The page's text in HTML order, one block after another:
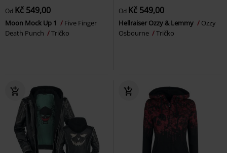
Od Kč 549,00
Moon Mock Up 1
Five Finger
Death Punch
Tričko
Od Kč 549,00
Hellraiser Ozzy & Lemmy
Ozzy
Osbourne
Tričko